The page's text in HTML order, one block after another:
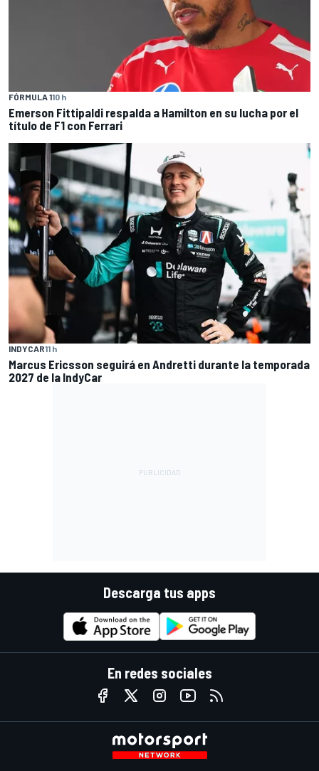
FÓRMULA 110 h
Emerson Fittipaldi respalda a Hamilton en su lucha por el
título de F1 con Ferrari
INDYCAR11 h
Marcus Ericsson seguirá en Andretti durante la temporada
2027 de la IndyCar
Descarga tus apps
En redes sociales